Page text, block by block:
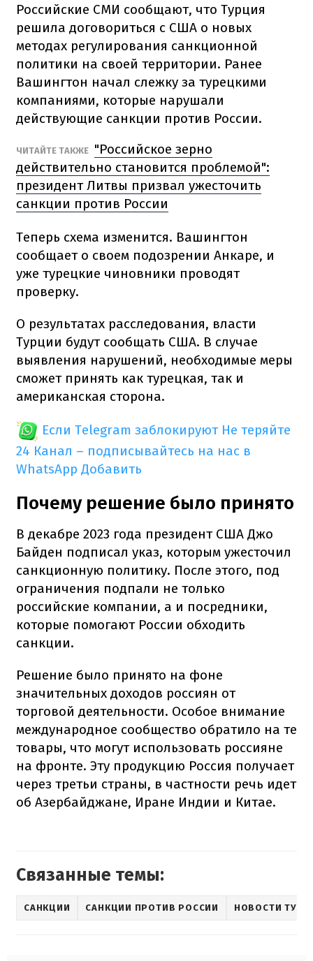
Российские СМИ сообщают, что Турция
решила договориться с США о новых
методах регулирования санкционной
политики на своей территории. Ранее
Вашингтон начал слежку за турецкими
компаниями, которые нарушали
действующие санкции против России.
ЧИТАЙТЕ ТАКЖЕ "Российское зерно
действительно становится проблемой":
президент Литвы призвал ужесточить
санкции против России
Теперь схема изменится. Вашингтон
сообщает о своем подозрении Анкаре, и
уже турецкие чиновники проводят
проверку.
О результатах расследования, власти
Турции будут сообщать США. В случае
выявления нарушений, необходимые меры
сможет принять как турецкая, так и
американская сторона.
Если Telegram заблокируют Не теряйте
24 Канал – подписывайтесь на нас в
WhatsApp Добавить
Почему решение было принято
В декабре 2023 года президент США Джо
Байден подписал указ, которым ужесточил
санкционную политику. После этого, под
ограничения подпали не только
российские компании, а и посредники,
которые помогают России обходить
санкции.
Решение было принято на фоне
значительных доходов россиян от
торговой деятельности. Особое внимание
международное сообщество обратило на те
товары, что могут использовать россияне
на фронте. Эту продукцию Россия получает
через третьи страны, в частности речь идет
об Азербайджане, Иране Индии и Китае.
Связанные темы:
САНКЦИИ САНКЦИИ ПРОТИВ РОССИИ НОВОСТИ